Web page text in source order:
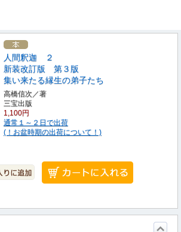
人間釈迦 ２
新装改訂版 第３版
集い来たる縁生の弟子たち
高橋信次／著
三宝出版
1,100円
通常１～２日で出荷
(！お盆時期の出荷について！)